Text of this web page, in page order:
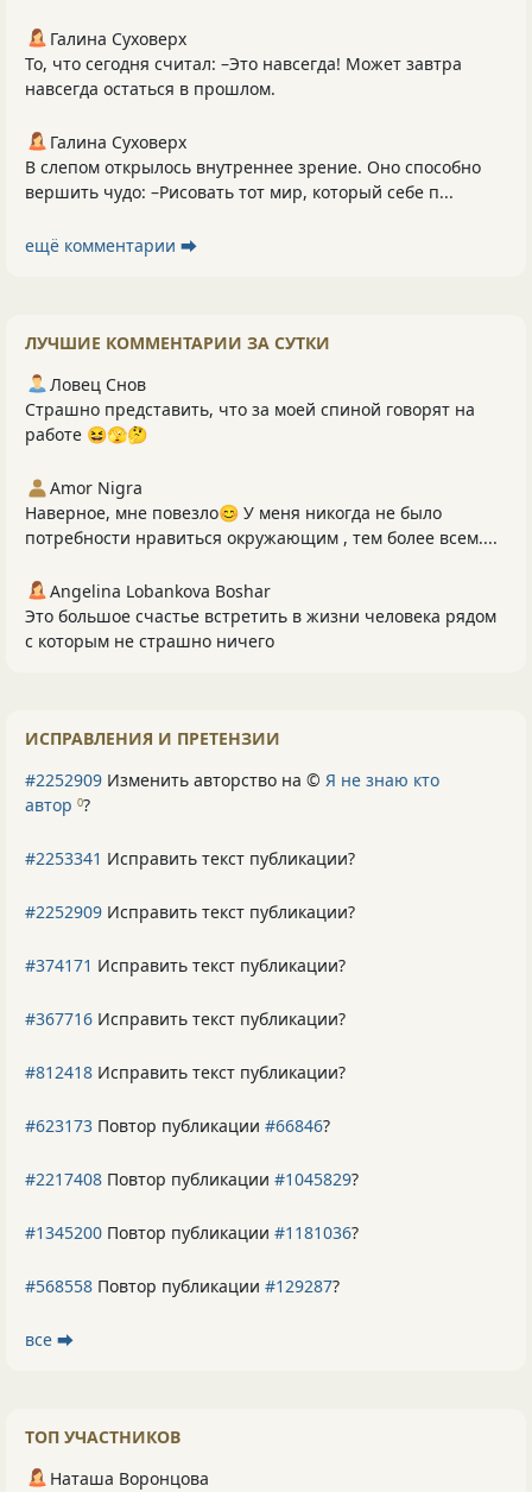
Галина Суховерх
То, что сегодня считал: –Это навсегда! Может завтра
навсегда остаться в прошлом.
Галина Суховерх
В слепом открылось внутреннее зрение. Оно способно
вершить чудо: –Рисовать тот мир, который себе п...
ещё комментарии ⮕
ЛУЧШИЕ КОММЕНТАРИИ ЗА СУТКИ
Ловец Снов
Страшно представить, что за моей спиной говорят на
работе 😆🫣🤔
Amor Nigra
Наверное, мне повезло😊 У меня никогда не было
потребности нравиться окружающим , тем более всем....
Angelina Lobankova Boshar
Это большое счастье встретить в жизни человека рядом
с которым не страшно ничего
ИСПРАВЛЕНИЯ И ПРЕТЕНЗИИ
#2252909 Изменить авторство на © Я не знаю кто
автор 0?
#2253341 Исправить текст публикации?
#2252909 Исправить текст публикации?
#374171 Исправить текст публикации?
#367716 Исправить текст публикации?
#812418 Исправить текст публикации?
#623173 Повтор публикации #66846?
#2217408 Повтор публикации #1045829?
#1345200 Повтор публикации #1181036?
#568558 Повтор публикации #129287?
все ⮕
ТОП УЧАСТНИКОВ
Наташа Воронцова